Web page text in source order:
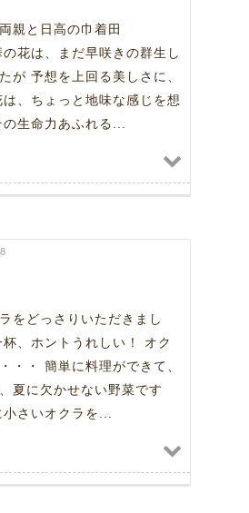
親と日高の巾着田
花は、まだ早咲きの群生し
が 予想を上回る美しさに、
、ちょっと地味な感じを想
生命力あふれる...
をどっさりいただきまし
、ホントうれしい！ オク
・・ 簡単に料理ができて、
夏に欠かせない野菜です
さいオクラを...